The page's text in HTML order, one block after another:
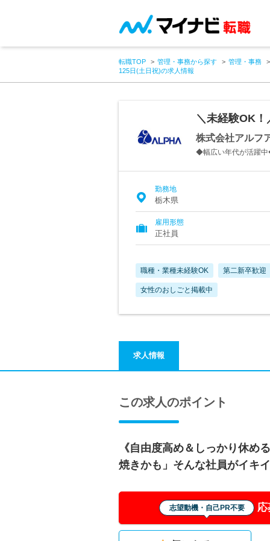
転職TOP 管理・事務から探す
管理・事務
125日(土日祝)の求人情報
＼未経験OK
株式会社アルフ
◆幅広い年代が活躍
勤務地
栃木県
雇用形態
正社員
職種・業種未経験OK 第二新卒歓迎
女性のおしごと掲載中
求人情報
この求人のポイント
《自由度高め＆しっかり休め
焼きかも」そんな社員がイキ
志望動機・自己PR不要